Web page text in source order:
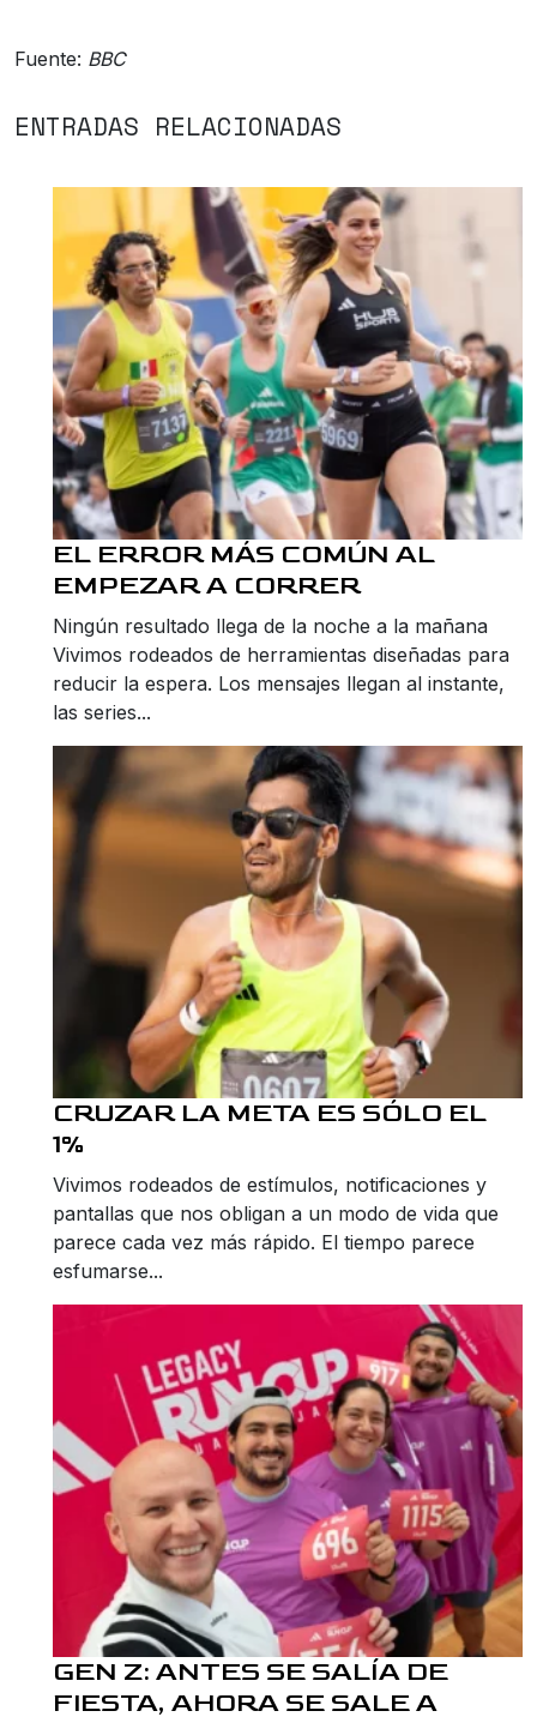
Fuente: BBC
ENTRADAS RELACIONADAS
EL ERROR MÁS COMÚN AL
EMPEZAR A CORRER
Ningún resultado llega de la noche a la mañana
Vivimos rodeados de herramientas diseñadas para
reducir la espera. Los mensajes llegan al instante,
las series...
CRUZAR LA META ES SÓLO EL
1%
Vivimos rodeados de estímulos, notificaciones y
pantallas que nos obligan a un modo de vida que
parece cada vez más rápido. El tiempo parece
esfumarse...
GEN Z: ANTES SE SALÍA DE
FIESTA, AHORA SE SALE A